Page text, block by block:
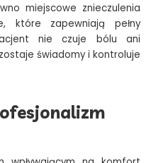
miejscowe znieczulenia
które zapewniają pełny
nie czuje bólu ani
świadomy i kontroluje